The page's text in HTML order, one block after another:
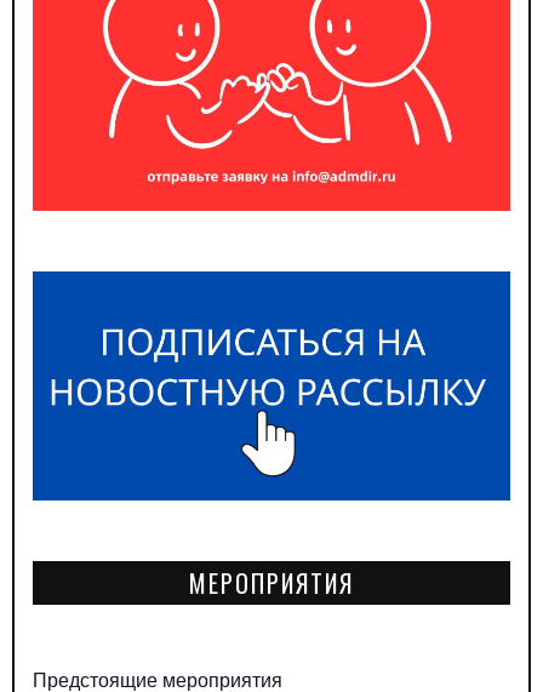
МЕРОПРИЯТИЯ
Предстоящие мероприятия